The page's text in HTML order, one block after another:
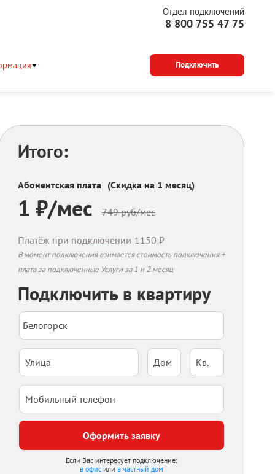
Отдел подключений
8 800 755 47 75
Подключить
Итого:
Абонентская плата (Скидка на 1 месяц)
1 ₽/мес 749руб/мес
Платёж при подключении 1150 ₽
В момент подключения взимается стоимость подключения +
плата за подключенные Услуги за 1 и 2 месяц
Подключить в квартиру
Оформить заявку
Если Вас интересует подключение:
в офис или в частный дом